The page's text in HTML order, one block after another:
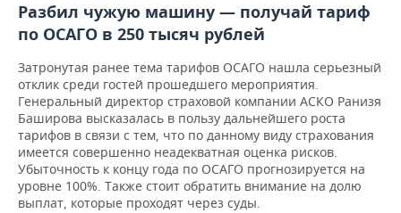
Разбил чужую машину — получай тариф
по ОСАГО в 250 тысяч рублей
Затронутая ранее тема тарифов ОСАГО нашла серьезный
отклик среди гостей прошедшего мероприятия.
Генеральный директор страховой компании АСКО Ранизя
Баширова высказалась в пользу дальнейшего роста
тарифов в связи с тем, что по данному виду страхования
имеется совершенно неадекватная оценка рисков.
Убыточность к концу года по ОСАГО прогнозируется на
уровне 100%. Также стоит обратить внимание на долю
выплат, которые проходят через суды.